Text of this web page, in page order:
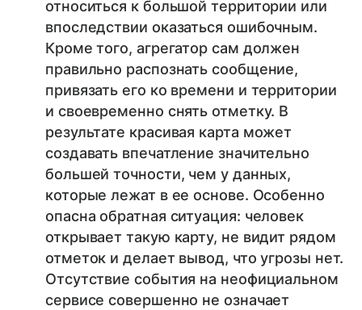
относиться к большой территории или
впоследствии оказаться ошибочным.
Кроме того, агрегатор сам должен
правильно распознать сообщение,
привязать его ко времени и территории
и своевременно снять отметку. В
результате красивая карта может
создавать впечатление значительно
большей точности, чем у данных,
которые лежат в ее основе. Особенно
опасна обратная ситуация: человек
открывает такую карту, не видит рядом
отметок и делает вывод, что угрозы нет.
Отсутствие события на неофициальном
сервисе совершенно не означает